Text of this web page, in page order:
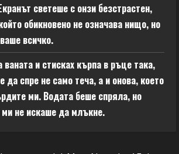
светеше с онзи безстрастен,
обикновено не означава нищо, но
всичко.
ваната и стисках кърпа в ръце така,
спре не само теча, а и онова, което
ми. Водата беше спряла, но
не искаше да млъкне.